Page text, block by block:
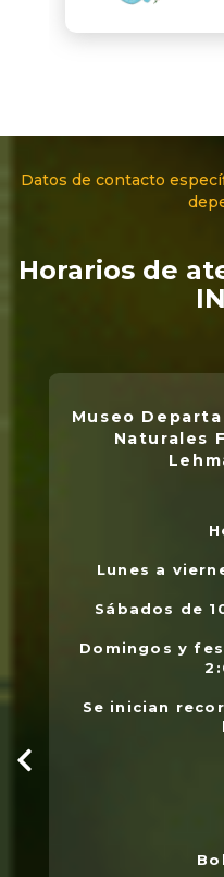
Datos de contacto
Horarios de
Museo
Naturales
Lunes a
Sábados de
Domingos y
Se inician